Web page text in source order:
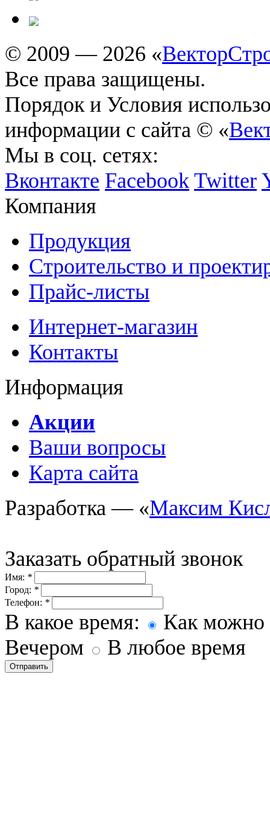
© 2009 — 2026 «
Все права защищены.
Порядок и Условия
информации с сайта © «
Мы в соц. сетях:
Вконтакте Facebook Twitter
Компания
Продукция
Строительство и
Прайс-листы
Интернет-магазин
Контакты
Информация
Акции
Ваши вопросы
Карта сайта
Разработка — «Максим
Заказать обратный звонок
Имя: *
Город: *
Телефон: *
В какое время:
Как можно
Вечером
В любое время
Отправить